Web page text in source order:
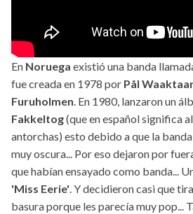
En Noruega existió una banda
fue creada en 1978 por Pål
Furuholmen. En 1980, lanzaron un
Fakkeltog(que en español significa
antorchas) esto debido a que la
muy oscura... Por eso dejaron por
que habían ensayado como banda...
'Miss Eerie'. Y decidieron casi que
basura porque les parecía muy pop...